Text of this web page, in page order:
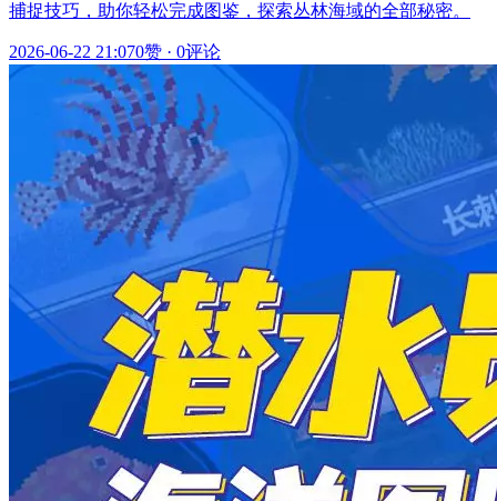
捕捉技巧，助你轻松完成图鉴，探索丛林海域的全部秘密。
2026-06-22 21:070赞 · 0评论